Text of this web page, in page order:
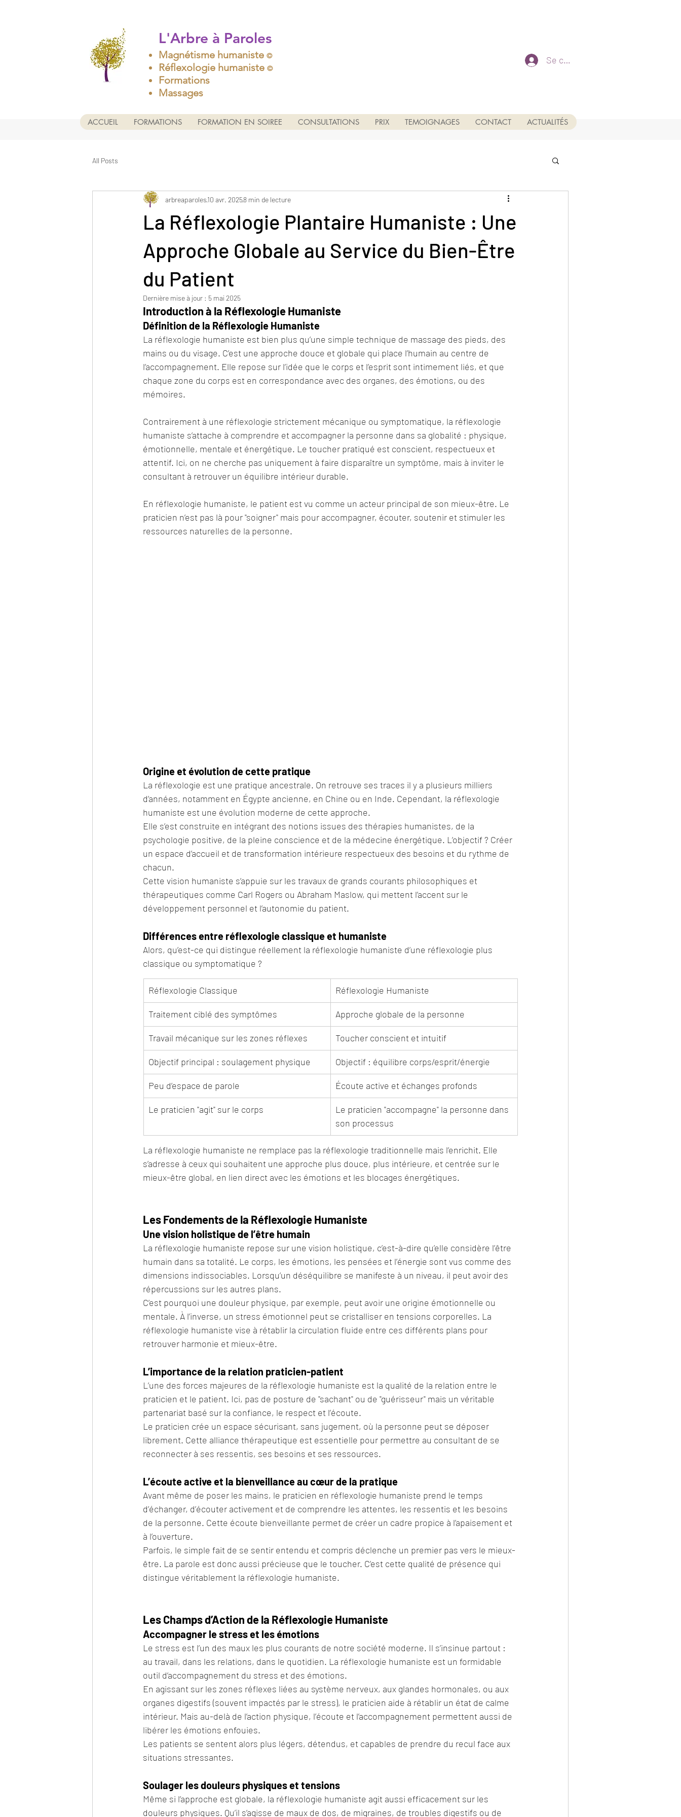
L'Arbre à Paroles
Magnétisme humaniste ©
Réflexologie humaniste ©
Formations
Massages
Se connecter
ACCUEIL FORMATIONS FORMATION EN SOIREE CONSULTATIONS PRIX TEMOIGNAGES CONTACT ACTUALITÉS
All Posts
La Réflexologie Plantaire Humaniste : Une
Approche Globale au Service du Bien-Être
du Patient
arbreaparoles10 avr. 20258 min de lecture
Dernière mise à jour : 5 mai 2025
Introduction à la Réflexologie Humaniste
Définition de la Réflexologie Humaniste
La réflexologie humaniste est bien plus qu’une simple technique de massage des pieds, des
mains ou du visage. C’est une approche douce et globale qui place l’humain au centre de
l’accompagnement. Elle repose sur l’idée que le corps et l’esprit sont intimement liés, et que
chaque zone du corps est en correspondance avec des organes, des émotions, ou des
mémoires.
Contrairement à une réflexologie strictement mécanique ou symptomatique, la réflexologie
humaniste s’attache à comprendre et accompagner la personne dans sa globalité : physique,
émotionnelle, mentale et énergétique. Le toucher pratiqué est conscient, respectueux et
attentif. Ici, on ne cherche pas uniquement à faire disparaître un symptôme, mais à inviter le
consultant à retrouver un équilibre intérieur durable.
En réflexologie humaniste, le patient est vu comme un acteur principal de son mieux-être. Le
praticien n’est pas là pour "soigner" mais pour accompagner, écouter, soutenir et stimuler les
ressources naturelles de la personne.
Origine et évolution de cette pratique
La réflexologie est une pratique ancestrale. On retrouve ses traces il y a plusieurs milliers
d’années, notamment en Égypte ancienne, en Chine ou en Inde. Cependant, la réflexologie
humaniste est une évolution moderne de cette approche.
Elle s’est construite en intégrant des notions issues des thérapies humanistes, de la
psychologie positive, de la pleine conscience et de la médecine énergétique. L’objectif ? Créer
un espace d’accueil et de transformation intérieure respectueux des besoins et du rythme de
chacun.
Cette vision humaniste s’appuie sur les travaux de grands courants philosophiques et
thérapeutiques comme Carl Rogers ou Abraham Maslow, qui mettent l’accent sur le
développement personnel et l’autonomie du patient.
Différences entre réflexologie classique et humaniste
Alors, qu’est-ce qui distingue réellement la réflexologie humaniste d’une réflexologie plus
classique ou symptomatique ?
Réflexologie Classique Réflexologie Humaniste
Traitement ciblé des symptômes Approche globale de la personne
Travail mécanique sur les zones réflexes Toucher conscient et intuitif
Objectif principal : soulagement physique Objectif : équilibre corps/esprit/énergie
Peu d’espace de parole Écoute active et échanges profonds
Le praticien "agit" sur le corps
Le praticien "accompagne" la personne dans
son processus
La réflexologie humaniste ne remplace pas la réflexologie traditionnelle mais l’enrichit. Elle
s’adresse à ceux qui souhaitent une approche plus douce, plus intérieure, et centrée sur le
mieux-être global, en lien direct avec les émotions et les blocages énergétiques.
Les Fondements de la Réflexologie Humaniste
Une vision holistique de l’être humain
La réflexologie humaniste repose sur une vision holistique, c’est-à-dire qu’elle considère l’être
humain dans sa totalité. Le corps, les émotions, les pensées et l’énergie sont vus comme des
dimensions indissociables. Lorsqu’un déséquilibre se manifeste à un niveau, il peut avoir des
répercussions sur les autres plans.
C’est pourquoi une douleur physique, par exemple, peut avoir une origine émotionnelle ou
mentale. À l’inverse, un stress émotionnel peut se cristalliser en tensions corporelles. La
réflexologie humaniste vise à rétablir la circulation fluide entre ces différents plans pour
retrouver harmonie et mieux-être.
L’importance de la relation praticien-patient
L’une des forces majeures de la réflexologie humaniste est la qualité de la relation entre le
praticien et le patient. Ici, pas de posture de "sachant" ou de "guérisseur" mais un véritable
partenariat basé sur la confiance, le respect et l’écoute.
Le praticien crée un espace sécurisant, sans jugement, où la personne peut se déposer
librement. Cette alliance thérapeutique est essentielle pour permettre au consultant de se
reconnecter à ses ressentis, ses besoins et ses ressources.
L’écoute active et la bienveillance au cœur de la pratique
Avant même de poser les mains, le praticien en réflexologie humaniste prend le temps
d’échanger, d’écouter activement et de comprendre les attentes, les ressentis et les besoins
de la personne. Cette écoute bienveillante permet de créer un cadre propice à l’apaisement et
à l’ouverture.
Parfois, le simple fait de se sentir entendu et compris déclenche un premier pas vers le mieux-
être. La parole est donc aussi précieuse que le toucher. C’est cette qualité de présence qui
distingue véritablement la réflexologie humaniste.
Les Champs d’Action de la Réflexologie Humaniste
Accompagner le stress et les émotions
Le stress est l’un des maux les plus courants de notre société moderne. Il s’insinue partout :
au travail, dans les relations, dans le quotidien. La réflexologie humaniste est un formidable
outil d’accompagnement du stress et des émotions.
En agissant sur les zones réflexes liées au système nerveux, aux glandes hormonales, ou aux
organes digestifs (souvent impactés par le stress), le praticien aide à rétablir un état de calme
intérieur. Mais au-delà de l’action physique, l’écoute et l’accompagnement permettent aussi de
libérer les émotions enfouies.
Les patients se sentent alors plus légers, détendus, et capables de prendre du recul face aux
situations stressantes.
Soulager les douleurs physiques et tensions
Même si l’approche est globale, la réflexologie humaniste agit aussi efficacement sur les
douleurs physiques. Qu’il s’agisse de maux de dos, de migraines, de troubles digestifs ou de